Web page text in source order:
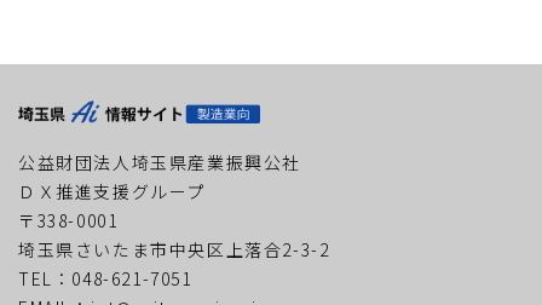
公益財団法人埼玉県産業振興公社
ＤＸ推進支援グループ
〒338-0001
埼玉県さいたま市中央区上落合2-3-2
TEL：048-621-7051